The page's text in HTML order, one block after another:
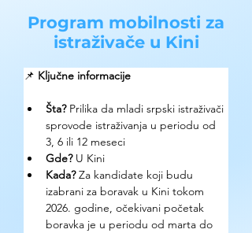
Program mobilnosti za
istraživače u Kini
📌 Ključne informacije
Šta? Prilika da mladi srpski istraživači
sprovode istraživanja u periodu od
3, 6 ili 12 meseci
Gde? U Kini
Kada? Za kandidate koji budu
izabrani za boravak u Kini tokom
2026. godine, očekivani početak
boravka je u periodu od marta do